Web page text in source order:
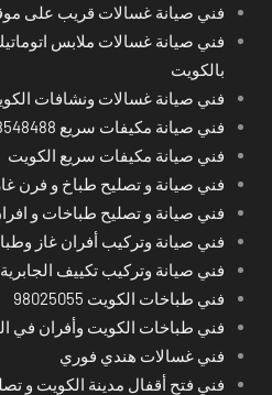
فني صيانة غسالات قريب على
فني صيانة غسالات ملابس
بالكويت
فني صيانة غسالات ونشافات
فني صيانة مكيفات سريع 98548488 الدسمة
فني صيانة مكيفات سريع الكويت
فني صيانة و تصليح طباخ و فرن
فني صيانة و تصليح طباخات و
فني صيانة وتركيب أفران غاز
فني صيانة وتركيب تكييف الجابرية
فني طباخات الكويت 98025055
فني طباخات الكويت وأفران في
فني غسالات هندي فوري
فني فتح أقفال مدينة الكويت و